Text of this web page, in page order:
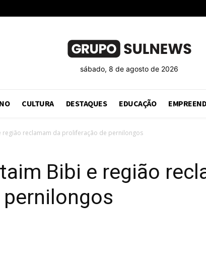
sábado, 8 de agosto de 2026
CULTURA DESTAQUES EDUCAÇÃO
região reclamam da proliferação de pernilongos
Bibi e região